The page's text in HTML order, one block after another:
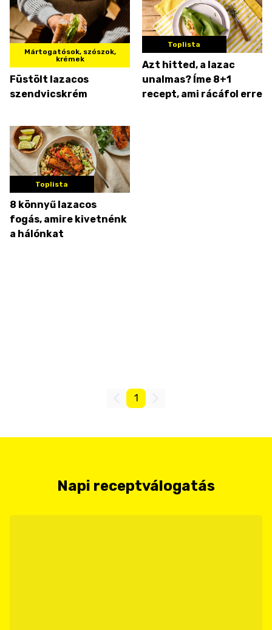
Mártogatósok, szószok,
krémek
Füstölt lazacos
szendvicskrém
Toplista
Azt hitted, a lazac
unalmas? Íme 8+1
recept, ami rácáfol erre
Toplista
8 könnyű lazacos
fogás, amire kivetnénk
a hálónkat
1
Napi receptválogatás